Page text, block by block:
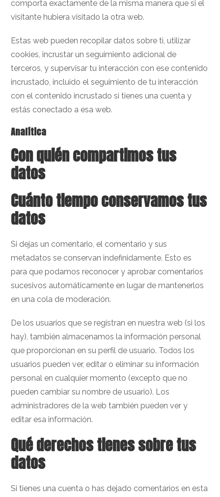
comporta exactamente de la misma manera que si el
visitante hubiera visitado la otra web.
Estas web pueden recopilar datos sobre ti, utilizar
cookies, incrustar un seguimiento adicional de
terceros, y supervisar tu interacción con ese contenido
incrustado, incluido el seguimiento de tu interacción
con el contenido incrustado si tienes una cuenta y
estás conectado a esa web.
Analítica
Con quién compartimos tus
datos
Cuánto tiempo conservamos tus
datos
Si dejas un comentario, el comentario y sus
metadatos se conservan indefinidamente. Esto es
para que podamos reconocer y aprobar comentarios
sucesivos automáticamente en lugar de mantenerlos
en una cola de moderación.
De los usuarios que se registran en nuestra web (si los
hay), también almacenamos la información personal
que proporcionan en su perfil de usuario. Todos los
usuarios pueden ver, editar o eliminar su información
personal en cualquier momento (excepto que no
pueden cambiar su nombre de usuario). Los
administradores de la web también pueden ver y
editar esa información.
Qué derechos tienes sobre tus
datos
Si tienes una cuenta o has dejado comentarios en esta